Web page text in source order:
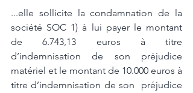
...elle sollicite la condamnation de la
société SOC 1) à lui payer le montant
de 6.743,13 euros à titre
d’indemnisation de son préjudice
matériel et le montant de 10.000 euros à
titre d’indemnisation de son  préjudice